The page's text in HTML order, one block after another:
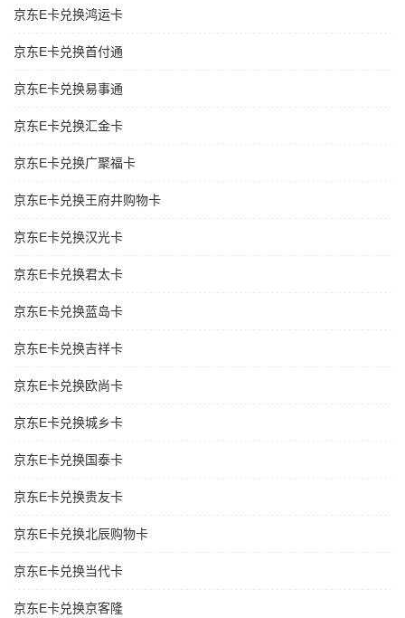
京东E卡兑换鸿运卡
京东E卡兑换首付通
京东E卡兑换易事通
京东E卡兑换汇金卡
京东E卡兑换广聚福卡
京东E卡兑换王府井购物卡
京东E卡兑换汉光卡
京东E卡兑换君太卡
京东E卡兑换蓝岛卡
京东E卡兑换吉祥卡
京东E卡兑换欧尚卡
京东E卡兑换城乡卡
京东E卡兑换国泰卡
京东E卡兑换贵友卡
京东E卡兑换北辰购物卡
京东E卡兑换当代卡
京东E卡兑换京客隆